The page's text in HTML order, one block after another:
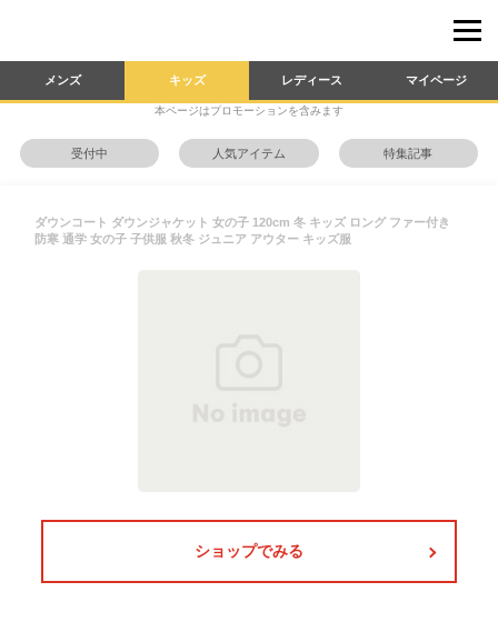
メンズ キッズ レディース マイページ
本ページはプロモーションを含みます
受付中 人気アイテム 特集記事
ダウンコート ダウンジャケット 女の子 120cm 冬 キッズ ロング ファー付き
防寒 通学 女の子 子供服 秋冬 ジュニア アウター キッズ服
ショップでみる